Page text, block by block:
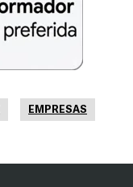
EMPRESAS